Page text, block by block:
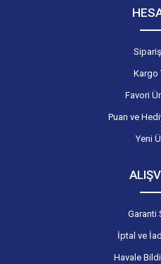
Kargo
Favori
Puan ve
Yeni
Garanti
İptal ve
Havale